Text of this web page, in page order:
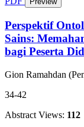
Perspektif
Sains:
bagi Peserta
Gion Ramahdan
34-42
Abstract Views: 112